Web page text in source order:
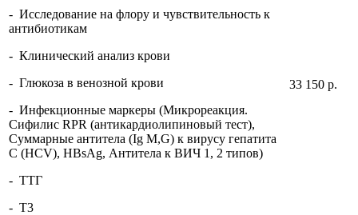
- Исследование на флору и чувствительность к
антибиотикам
- Клинический анализ крови
- Глюкоза в венозной крови
- Инфекционные маркеры (Микрореакция.
Сифилис RPR (антикардиолипиновый тест),
Суммарные антитела (Ig М,G) к вирусу гепатита
С (HCV), HBsAg, Антитела к ВИЧ 1, 2 типов)
- ТТГ
- Т3
33 150 р.